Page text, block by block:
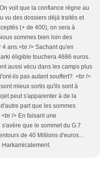
voit que la confiance règne au
vu des dossiers déjà traités et
(+ de 400), on sera à
sommes bien loin des
ans.<br /> Sachant qu'en
éligible touchera 4686 euros.
aussi vécu dans les camps plus
ils pas autant souffert?. <br />
mieux sortis qu'ils sont à
peut s'apparenter à de la
part que les sommes
/> En faisant une
que le sommet du G.7
de 40 Millions d'euros...
Harkamicalement.